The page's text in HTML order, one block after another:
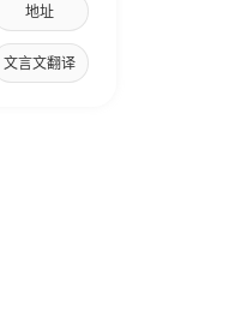
地址
文言文翻译